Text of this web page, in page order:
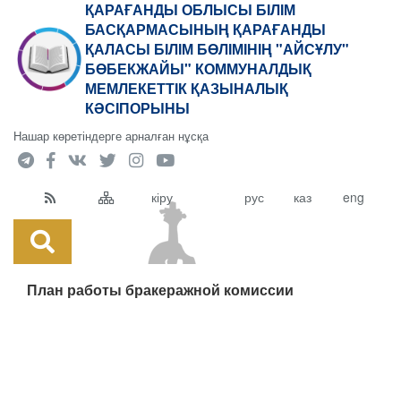
ҚАРАҒАНДЫ ОБЛЫСЫ БІЛІМ
БАСҚАРМАСЫНЫҢ ҚАРАҒАНДЫ
ҚАЛАСЫ БІЛІМ БӨЛІМІНІҢ "АЙСҰЛУ"
БӨБЕКЖАЙЫ" КОММУНАЛДЫҚ
МЕМЛЕКЕТТІК ҚАЗЫНАЛЫҚ
КӘСІПОРЫНЫ
Нашар көретіндерге арналған нұсқа
кіру рус каз eng
План работы бракеражной комиссии